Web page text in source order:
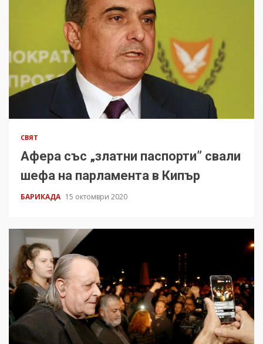
СВЯТ
Афера със „златни паспорти” свали
шефа на парламента в Кипър
БАРИКАДА 15 октомври 2020